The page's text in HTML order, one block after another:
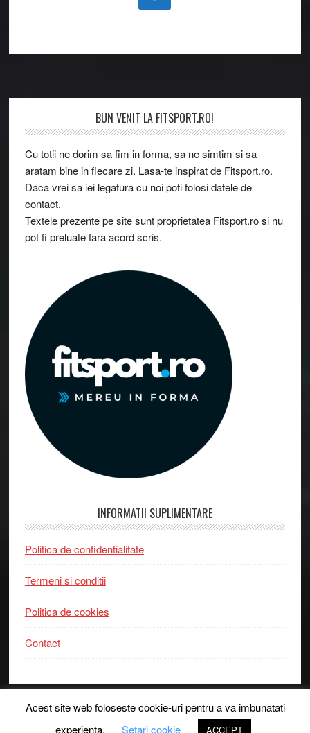
BUN VENIT LA FITSPORT.RO!
Cu totii ne dorim sa fim in forma, sa ne simtim si sa
aratam bine in fiecare zi. Lasa-te inspirat de Fitsport.ro.
Daca vrei sa iei legatura cu noi poti folosi datele de
contact.
Textele prezente pe site sunt proprietatea Fitsport.ro si nu
pot fi preluate fara acord scris.
INFORMATII SUPLIMENTARE
Politica de confidentialitate
Termeni si conditii
Politica de cookies
Contact
Copyright © 2026 · Fitsport.ro
Acest site web foloseste cookie-uri pentru a va imbunatati
experienta.
Setari cookie ACCEPT